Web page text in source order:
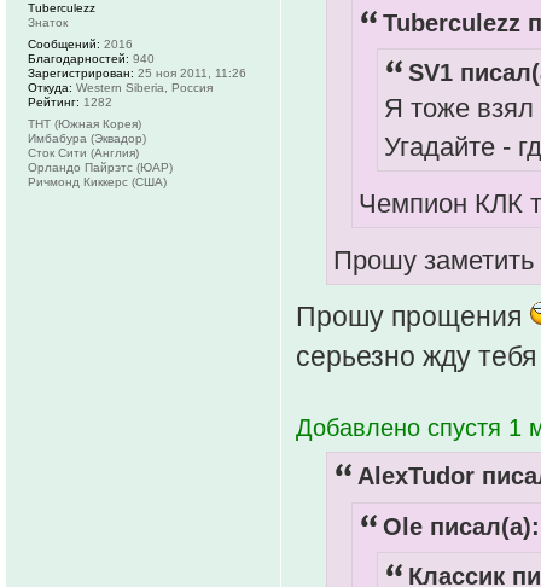
Tuberculezz
SV1
Я тоже
Угадайте -
Чемпион КЛК
Прошу
Прошу прощения
серьезно жду
Добавлено спустя 1
AlexTudor
Ole писал(а):
Классик
Tuberculezz
Знаток
Сообщений: 2016
Благодарностей: 940
Зарегистрирован: 25 ноя 2011, 11:26
Откуда: Western Siberia, Россия
Рейтинг: 1282
ТНТ (Южная Корея)
Имбабура (Эквадор)
Сток Сити (Англия)
Орландо Пайрэтс (ЮАР)
Ричмонд Киккерс (США)